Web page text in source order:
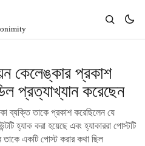
কেলেঙ্কার প্রকাশ
প্রত্যাখ্যান করেছেন
ব্যক্তি তাকে প্রকাশ করেছিলেন যে
হ্যাক করা হয়েছে এবং হ্যাকাররা পোস্টটি
তাকে একটি পোস্ট করার কথা ছিল